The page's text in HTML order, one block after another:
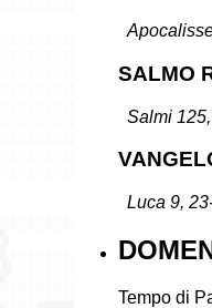
SALMO
Salmi
Luca 9,
Tempo di